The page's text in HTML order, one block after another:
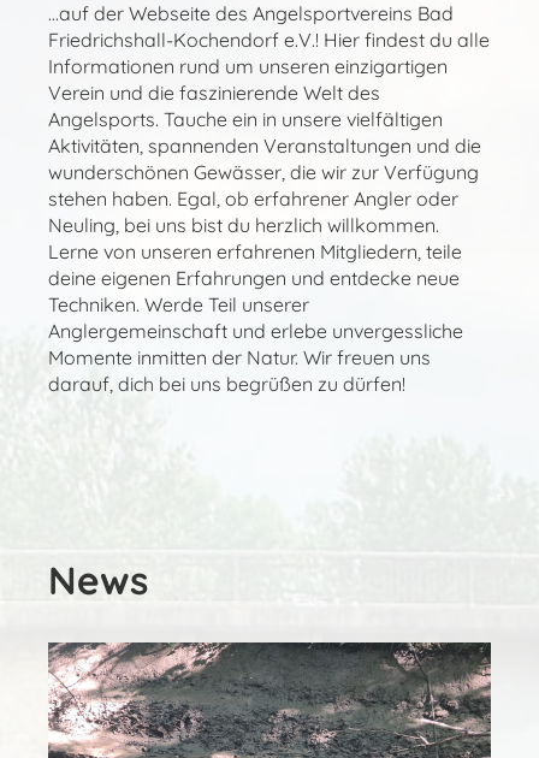
...auf der Webseite des Angelsportvereins Bad
Friedrichshall-Kochendorf e.V.! Hier findest du alle
Informationen rund um unseren einzigartigen
Verein und die faszinierende Welt des
Angelsports. Tauche ein in unsere vielfältigen
Aktivitäten, spannenden Veranstaltungen und die
wunderschönen Gewässer, die wir zur Verfügung
stehen haben. Egal, ob erfahrener Angler oder
Neuling, bei uns bist du herzlich willkommen.
Lerne von unseren erfahrenen Mitgliedern, teile
deine eigenen Erfahrungen und entdecke neue
Techniken. Werde Teil unserer
Anglergemeinschaft und erlebe unvergessliche
Momente inmitten der Natur. Wir freuen uns
darauf, dich bei uns begrüßen zu dürfen!
News